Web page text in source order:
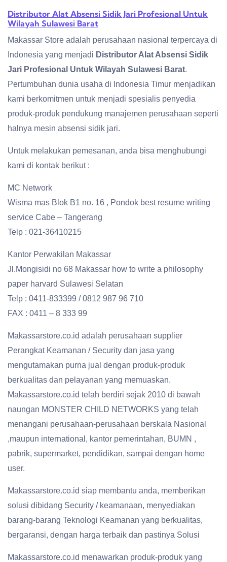
Distributor Alat Absensi Sidik Jari Profesional Untuk
Wilayah Sulawesi Barat
Makassar Store adalah perusahaan nasional terpercaya di
Indonesia yang menjadi Distributor Alat Absensi Sidik
Jari Profesional Untuk Wilayah Sulawesi Barat.
Pertumbuhan dunia usaha di Indonesia Timur menjadikan
kami berkomitmen untuk menjadi spesialis penyedia
produk-produk pendukung manajemen perusahaan seperti
halnya mesin absensi sidik jari.
Untuk melakukan pemesanan, anda bisa menghubungi
kami di kontak berikut :
MC Network
Wisma mas Blok B1 no. 16 , Pondok best resume writing
service Cabe – Tangerang
Telp : 021-36410215
Kantor Perwakilan Makassar
Jl.Mongisidi no 68 Makassar how to write a philosophy
paper harvard Sulawesi Selatan
Telp : 0411-833399 / 0812 987 96 710
FAX : 0411 – 8 333 99
Makassarstore.co.id adalah perusahaan supplier
Perangkat Keamanan / Security dan jasa yang
mengutamakan purna jual dengan produk-produk
berkualitas dan pelayanan yang memuaskan.
Makassarstore.co.id telah berdiri sejak 2010 di bawah
naungan MONSTER CHILD NETWORKS yang telah
menangani perusahaan-perusahaan berskala Nasional
,maupun international, kantor pemerintahan, BUMN ,
pabrik, supermarket, pendidikan, sampai dengan home
user.
Makassarstore.co.id siap membantu anda, memberikan
solusi dibidang Security / keamanaan, menyediakan
barang-barang Teknologi Keamanan yang berkualitas,
bergaransi, dengan harga terbaik dan pastinya Solusi
Makassarstore.co.id menawarkan produk-produk yang